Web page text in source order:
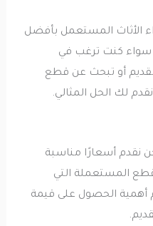
المستعمل بأفضل
كنت ترغب في
أو تبحث عن قطع
لك الحل المثالي.
أسعارًا مناسبة
التي
الحصول على قيمة